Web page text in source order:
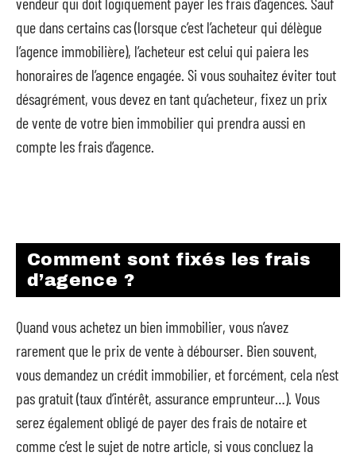
que dans certains cas (lorsque c’est l’acheteur qui délègue
l’agence immobilière), l’acheteur est celui qui paiera les
honoraires de l’agence engagée. Si vous souhaitez éviter tout
désagrément, vous devez en tant qu’acheteur, fixez un prix
de vente de votre bien immobilier qui prendra aussi en
compte les frais d’agence.
Comment sont fixés les frais
d’agence ?
Quand vous achetez un bien immobilier, vous n’avez
rarement que le prix de vente à débourser. Bien souvent,
vous demandez un crédit immobilier, et forcément, cela n’est
pas gratuit (taux d’intérêt, assurance emprunteur…). Vous
serez également obligé de payer des frais de notaire et
comme c’est le sujet de notre article, si vous concluez la